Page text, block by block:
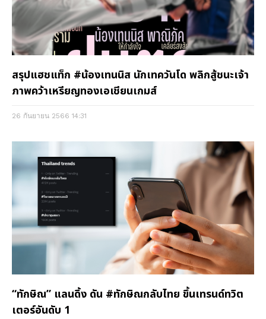
สรุปแฮชแท็ก #น้องเทนนิส นักเทควันโด พลิกสู้ชนะเจ้า
ภาพคว้าเหรียญทองเอเชียนเกมส์
26 กันยายน 2566 14:31
“ทักษิณ” แลนดิ้ง ดัน #ทักษิณกลับไทย ขึ้นเทรนด์ทวิต
เตอร์อันดับ 1